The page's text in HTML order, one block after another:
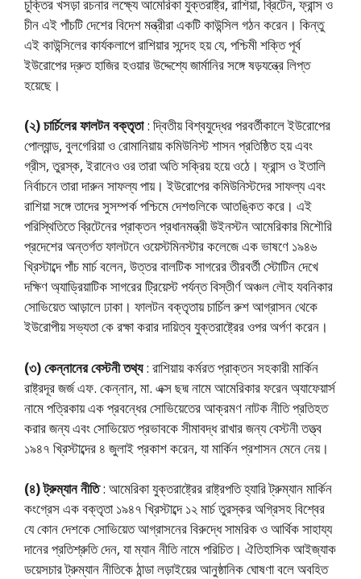
চুক্তির খসড়া রচনার লক্ষ্যে আমেরিকা যুক্তরাষ্ট্র, রাশিয়া, ব্রিটেন, ফ্রান্স ও
চীন এই পাঁচটি দেশের বিদেশ মন্ত্রীরা একটি কাউন্সিল গঠন করেন। কিন্তু
এই কাউন্সিলের কার্যকলাপে রাশিয়ার সন্দেহ হয় যে, পশ্চিমী শক্তি পূর্ব
ইউরোপের দ্রুত হাজির হওয়ার উদ্দেশ্যে জার্মানির সঙ্গে ষড়যন্ত্রে লিপ্ত
হয়েছে।
(২) চার্চিলের ফালটন বক্তৃতা: দ্বিতীয় বিশ্বযুদ্ধের পরবর্তীকালে ইউরোপের
পোল্যান্ড, বুলগেরিয়া ও রোমানিয়ায় কমিউনিস্ট শাসন প্রতিষ্ঠিত হয় এবং
গ্রীস, তুরস্ক, ইরানেও ওর তারা অতি সক্রিয় হয়ে ওঠে। ফ্রান্স ও ইতালি
নির্বাচনে তারা দারুন সাফল্য পায়। ইউরোপের কমিউনিস্টদের সাফল্য এবং
রাশিয়া সঙ্গে তাদের সুসম্পর্ক পশ্চিমে দেশগুলিকে আতঙ্কিত করে। এই
পরিস্থিতিতে ব্রিটেনের প্রাক্তন প্রধানমন্ত্রী উইনস্টন আমেরিকার মিশৌরি
প্রদেশের অন্তর্গত ফালটনে ওয়েস্টমিনস্টার কলেজে এক ভাষণে ১৯৪৬
খ্রিস্টাব্দে পাঁচ মার্চ বলেন, উত্তর বালটিক সাগরের তীরবর্তী স্টোটিন দেখে
দক্ষিণ অ্যাড্রিয়াটিক সাগরের ট্রিয়েস্ট পর্যন্ত বিস্তীর্ণ অঞ্চল লৌহ যবনিকার
সোভিয়েত আড়ালে ঢাকা। ফালটন বক্তৃতায় চার্চিল রুশ আগ্রাসন থেকে
ইউরোপীয় সভ্যতা কে রক্ষা করার দায়িত্ব যুক্তরাষ্ট্রের ওপর অর্পণ করেন।
(৩) কেন্নানের বেস্টনী তথ্য: রাশিয়ায় কর্মরত প্রাক্তন সহকারী মার্কিন
রাষ্ট্রদূর জর্জ এফ. কেন্নান, মা. এক্স ছদ্ম নামে আমেরিকার ফরেন অ্যাফেয়ার্স
নামে পত্রিকায় এক প্রবন্ধের সোভিয়েতের আক্রমণ নাটক নীতি প্রতিহত
করার জন্য এবং সোভিয়েত প্রভাবকে সীমাবদ্ধ রাখার জন্য বেস্টনী তত্ত্ব
১৯৪৭ খ্রিস্টাব্দের ৪ জুলাই প্রকাশ করেন, যা মার্কিন প্রশাসন মেনে নেয়।
(৪) ট্রুম্যান নীতি: আমেরিকা যুক্তরাষ্ট্রের রাষ্ট্রপতি হ্যারি ট্রুম্যান মার্কিন
কংগ্রেস এক বক্তৃতা ১৯৪৭ খ্রিস্টাব্দে ১২ মার্চ তুরস্কর অগ্রিসহ বিশ্বের
যে কোন দেশকে সোভিয়েত আগ্রাসনের বিরুদ্ধে সামরিক ও আর্থিক সাহায্য
দানের প্রতিশ্রুতি দেন, যা ম্যান নীতি নামে পরিচিত। ঐতিহাসিক আইজ্যাক
ডয়েসচার ট্রুম্যান নীতিকে ঠান্ডা লড়াইয়ের আনুষ্ঠানিক ঘোষণা বলে অবহিত